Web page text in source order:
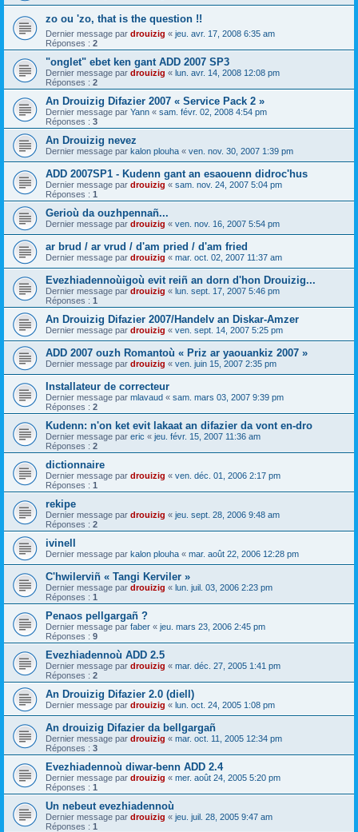
zo ou 'zo, that is the question !!
Dernier message par drouizig « jeu. avr. 17, 2008 6:35 am
Réponses : 2
"onglet" ebet ken gant ADD 2007 SP3
Dernier message par drouizig « lun. avr. 14, 2008 12:08 pm
Réponses : 2
An Drouizig Difazier 2007 « Service Pack 2 »
Dernier message par Yann « sam. févr. 02, 2008 4:54 pm
Réponses : 3
An Drouizig nevez
Dernier message par kalon plouha « ven. nov. 30, 2007 1:39 pm
ADD 2007SP1 - Kudenn gant an esaouenn didroc'hus
Dernier message par drouizig « sam. nov. 24, 2007 5:04 pm
Réponses : 1
Gerioù da ouzhpennañ...
Dernier message par drouizig « ven. nov. 16, 2007 5:54 pm
ar brud / ar vrud / d'am pried / d'am fried
Dernier message par drouizig « mar. oct. 02, 2007 11:37 am
Evezhiadennoùigoù evit reiñ an dorn d'hon Drouizig...
Dernier message par drouizig « lun. sept. 17, 2007 5:46 pm
Réponses : 1
An Drouizig Difazier 2007/Handelv an Diskar-Amzer
Dernier message par drouizig « ven. sept. 14, 2007 5:25 pm
ADD 2007 ouzh Romantoù « Priz ar yaouankiz 2007 »
Dernier message par drouizig « ven. juin 15, 2007 2:35 pm
Installateur de correcteur
Dernier message par mlavaud « sam. mars 03, 2007 9:39 pm
Réponses : 2
Kudenn: n'on ket evit lakaat an difazier da vont en-dro
Dernier message par eric « jeu. févr. 15, 2007 11:36 am
Réponses : 2
dictionnaire
Dernier message par drouizig « ven. déc. 01, 2006 2:17 pm
Réponses : 1
rekipe
Dernier message par drouizig « jeu. sept. 28, 2006 9:48 am
Réponses : 2
ivinell
Dernier message par kalon plouha « mar. août 22, 2006 12:28 pm
C'hwilerviñ « Tangi Kerviler »
Dernier message par drouizig « lun. juil. 03, 2006 2:23 pm
Réponses : 1
Penaos pellgargañ ?
Dernier message par faber « jeu. mars 23, 2006 2:45 pm
Réponses : 9
Evezhiadennoù ADD 2.5
Dernier message par drouizig « mar. déc. 27, 2005 1:41 pm
Réponses : 2
An Drouizig Difazier 2.0 (diell)
Dernier message par drouizig « lun. oct. 24, 2005 1:08 pm
An drouizig Difazier da bellgargañ
Dernier message par drouizig « mar. oct. 11, 2005 12:34 pm
Réponses : 3
Evezhiadennoù diwar-benn ADD 2.4
Dernier message par drouizig « mer. août 24, 2005 5:20 pm
Réponses : 1
Un nebeut evezhiadennoù
Dernier message par drouizig « jeu. juil. 28, 2005 9:47 am
Réponses : 1